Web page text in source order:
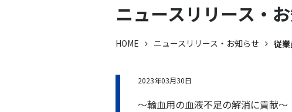
ニュースリリース・
HOME ニュースリリース・お知らせ 従
2023年03月30日
～輸血用の血液不足の解消に貢献～